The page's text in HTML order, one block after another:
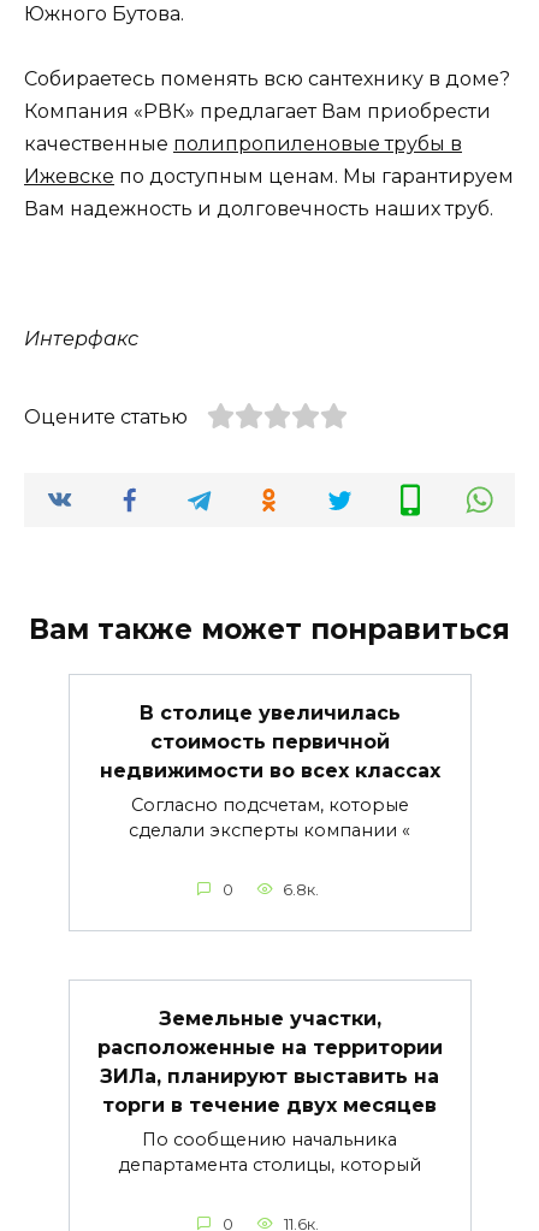
Южного Бутова.
Собираетесь поменять всю сантехнику в доме?
Компания «РВК» предлагает Вам приобрести
качественные полипропиленовые трубы в
Ижевске по доступным ценам. Мы гарантируем
Вам надежность и долговечность наших труб.
Интерфакс
Оцените статью
Вам также может понравиться
В столице увеличилась
стоимость первичной
недвижимости во всех классах
Согласно подсчетам, которые
сделали эксперты компании «
0 6.8к.
Земельные участки,
расположенные на территории
ЗИЛа, планируют выставить на
торги в течение двух месяцев
По сообщению начальника
департамента столицы, который
0 11.6к.